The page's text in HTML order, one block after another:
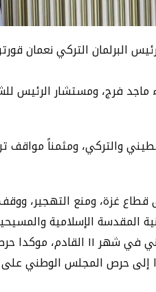
البرلمان التركي نعمان
فرج، ومستشار الرئيس
والتركي، ومثمناً مواقف
غزة، ومنع التهجير، ووقف
المقدسة الإسلامية
واستعرض رئيس المجلس الوطني الفلسطيني، الاستعدادات الجارية لعقد انتخابات المجلس
إلى حرص المجلس الوطني